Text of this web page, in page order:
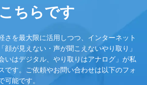
こちらです
さを最大限に活用しつつ、インターネット
顔が見えない・声が聞こえないやり取り」
いはデジタル、やり取りはアナログ」が私
です。ご依頼やお問い合わせは以下のフォ
可能です。